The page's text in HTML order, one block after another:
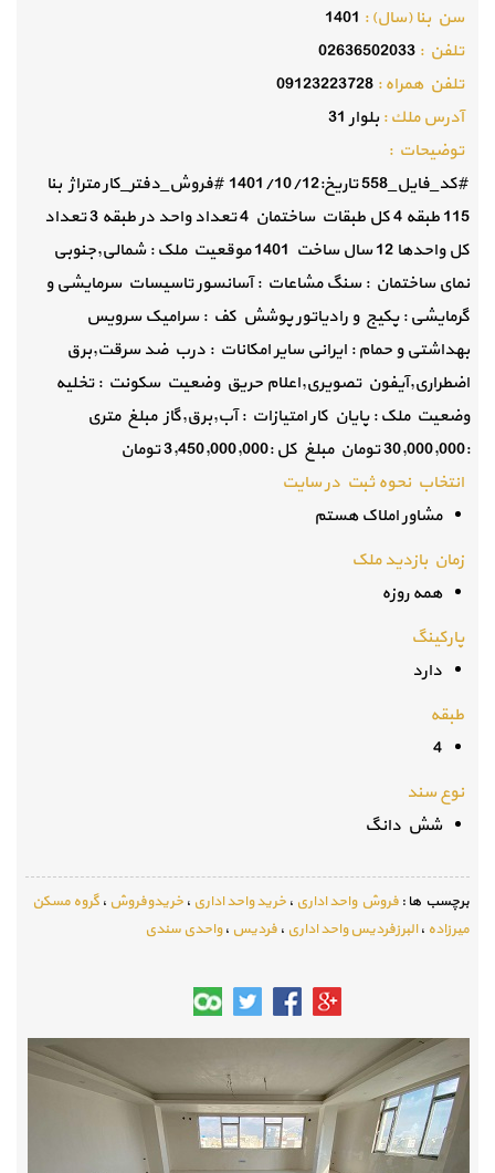
سن بنا (سال) : 1401
تلفن :02636502033
تلفن همراه :09123223728
آدرس ملك :بلوار 31
توضيحات :
#کد_فایل_558 تاریخ:1401/10/12 #فروش_دفتر_کار متراژ بنا
115 طبقه 4 کل طبقات ساختمان 4 تعداد واحد در طبقه 3 تعداد
کل واحدها 12 سال ساخت 1401 موقعیت ملک : شمالی,جنوبی
نمای ساختمان : سنگ مشاعات : آسانسور تاسیسات سرمایشی و
گرمایشی : پکیج و رادیاتور پوشش کف : سرامیک سرویس
بهداشتی و حمام : ایرانی سایر امکانات : درب ضد سرقت,برق
اضطراری,آیفون تصویری,اعلام حریق وضعیت سکونت : تخلیه
وضعیت ملک : پایان کار امتیازات : آب,برق,گاز مبلغ متری
:30,000,000 تومان مبلغ کل :3,450,000,000 تومان
انتخاب نحوه ثبت در سایت
مشاور املاک هستم
زمان بازدید ملک
همه روزه
پارکینگ
دارد
طبقه
4
نوع سند
شش دانگ
برچسب ها :فروش واحد اداری ،خرید واحد اداری ،خریدوفروش ،گروه مسکن
میرزاده ،البرزفردیس واحد اداری ،فردیس ،واحدی سندی